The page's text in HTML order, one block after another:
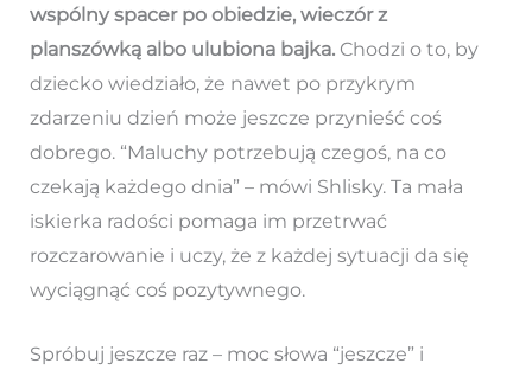
wspólny spacer po obiedzie, wieczór z
planszówką albo ulubiona bajka.Chodzi o to, by
dziecko wiedziało, że nawet po przykrym
zdarzeniu dzień może jeszcze przynieść coś
dobrego. “Maluchy potrzebują czegoś, na co
czekają każdego dnia” – mówi Shlisky. Ta mała
iskierka radości pomaga im przetrwać
rozczarowanie i uczy, że z każdej sytuacji da się
wyciągnąć coś pozytywnego.
Spróbuj jeszcze raz – moc słowa “jeszcze” i